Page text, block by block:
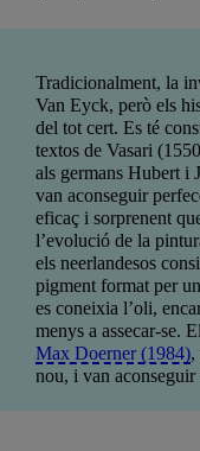
Tradicionalment, la
Van Eyck, però els
del tot cert. Es té
textos de Vasari
als germans Hubert i
van aconseguir
eficaç i sorprenent
l’evolució de la
els neerlandesos
pigment format per
es coneixia l’oli,
menys a assecar-se.
Max Doerner (1984),
nou, i van aconseguir